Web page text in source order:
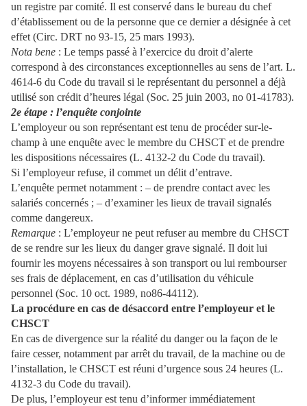
un registre par comité. Il est conservé dans le bureau du chef
d’établissement ou de la personne que ce dernier a désignée à cet
effet (Circ. DRT no 93-15, 25 mars 1993).
Nota bene : Le temps passé à l’exercice du droit d’alerte
correspond à des circonstances exceptionnelles au sens de l’art. L.
4614-6 du Code du travail si le représentant du personnel a déjà
utilisé son crédit d’heures légal (Soc. 25 juin 2003, no 01-41783).
2e étape : l’enquête conjointe
L’employeur ou son représentant est tenu de procéder sur-le-
champ à une enquête avec le membre du CHSCT et de prendre
les dispositions nécessaires (L. 4132-2 du Code du travail).
Si l’employeur refuse, il commet un délit d’entrave.
L’enquête permet notamment : – de prendre contact avec les
salariés concernés ; – d’examiner les lieux de travail signalés
comme dangereux.
Remarque : L’employeur ne peut refuser au membre du CHSCT
de se rendre sur les lieux du danger grave signalé. Il doit lui
fournir les moyens nécessaires à son transport ou lui rembourser
ses frais de déplacement, en cas d’utilisation du véhicule
personnel (Soc. 10 oct. 1989, no86-44112).
La procédure en cas de désaccord entre l’employeur et le
CHSCT
En cas de divergence sur la réalité du danger ou la façon de le
faire cesser, notamment par arrêt du travail, de la machine ou de
l’installation, le CHSCT est réuni d’urgence sous 24 heures (L.
4132-3 du Code du travail).
De plus, l’employeur est tenu d’informer immédiatement